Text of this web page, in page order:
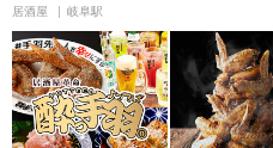
居酒屋 岐阜駅